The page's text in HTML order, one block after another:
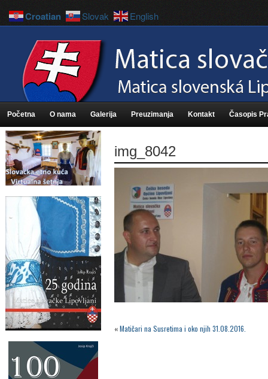
Početna O nama Galerija Preuzimanja Kontakt Časopis
img_8042
«Matičari na Susretima i oko njih 31.08.2016.
Croatian Slovak English